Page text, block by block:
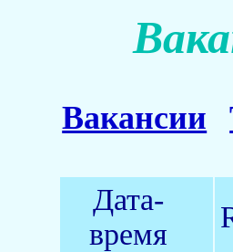
Вакансии
Дата-
время